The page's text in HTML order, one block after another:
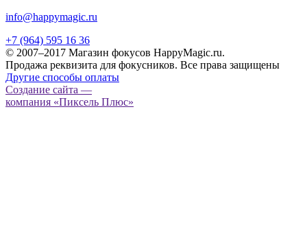
info@happymagic.ru
+7 (964) 595 16 36
© 2007–2017 Магазин фокусов HappyMagic.ru.
Продажа реквизита для фокусников. Все права защищены
Другие способы оплаты
Создание сайта —
компания «Пиксель Плюс»